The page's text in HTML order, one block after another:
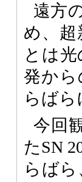
遠方
め、
とは
発から
らばら
今回
たSN
らば